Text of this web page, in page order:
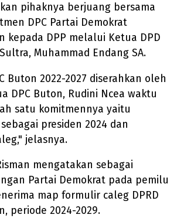
pihaknya berjuang bersama
DPC Partai Demokrat
kepada DPP melalui Ketua DPD
Muhammad Endang SA.
Buton 2022-2027 diserahkan oleh
DPC Buton, Rudini Ncea waktu
satu komitmennya yaitu
presiden 2024 dan
jelasnya.
mengatakan sebagai
Partai Demokrat pada pemilu
map formulir caleg DPRD
periode 2024-2029.